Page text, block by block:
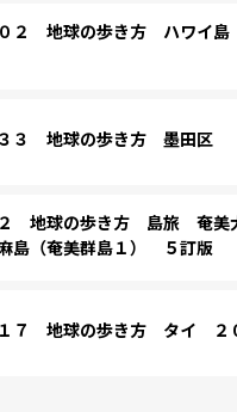
２ 地球の歩き方 ハワイ島
３ 地球の歩き方 墨田区
地球の歩き方 島旅 奄
島（奄美群島１） ５訂版
７ 地球の歩き方 タイ ２